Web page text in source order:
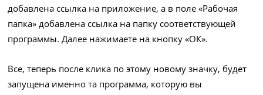
добавлена ссылка на приложение, а в поле «Рабочая
папка» добавлена ссылка на папку соответствующей
программы. Далее нажимаете на кнопку «ОК».
Все, теперь после клика по этому новому значку, будет
запущена именно та программа, которую вы